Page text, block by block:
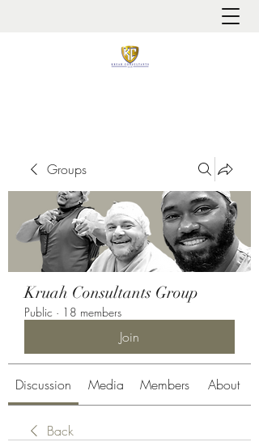
Groups
Kruah Consultants Group
Public · 18 members
Join
Discussion Media Members About
Back